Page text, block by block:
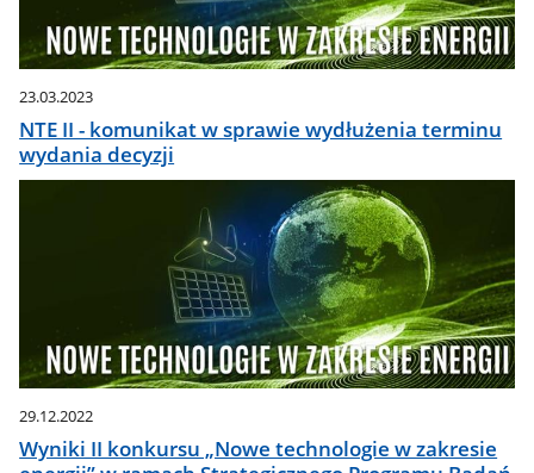
23.03.2023
NTE II - komunikat w sprawie wydłużenia terminu
wydania decyzji
29.12.2022
Wyniki II konkursu „Nowe technologie w zakresie